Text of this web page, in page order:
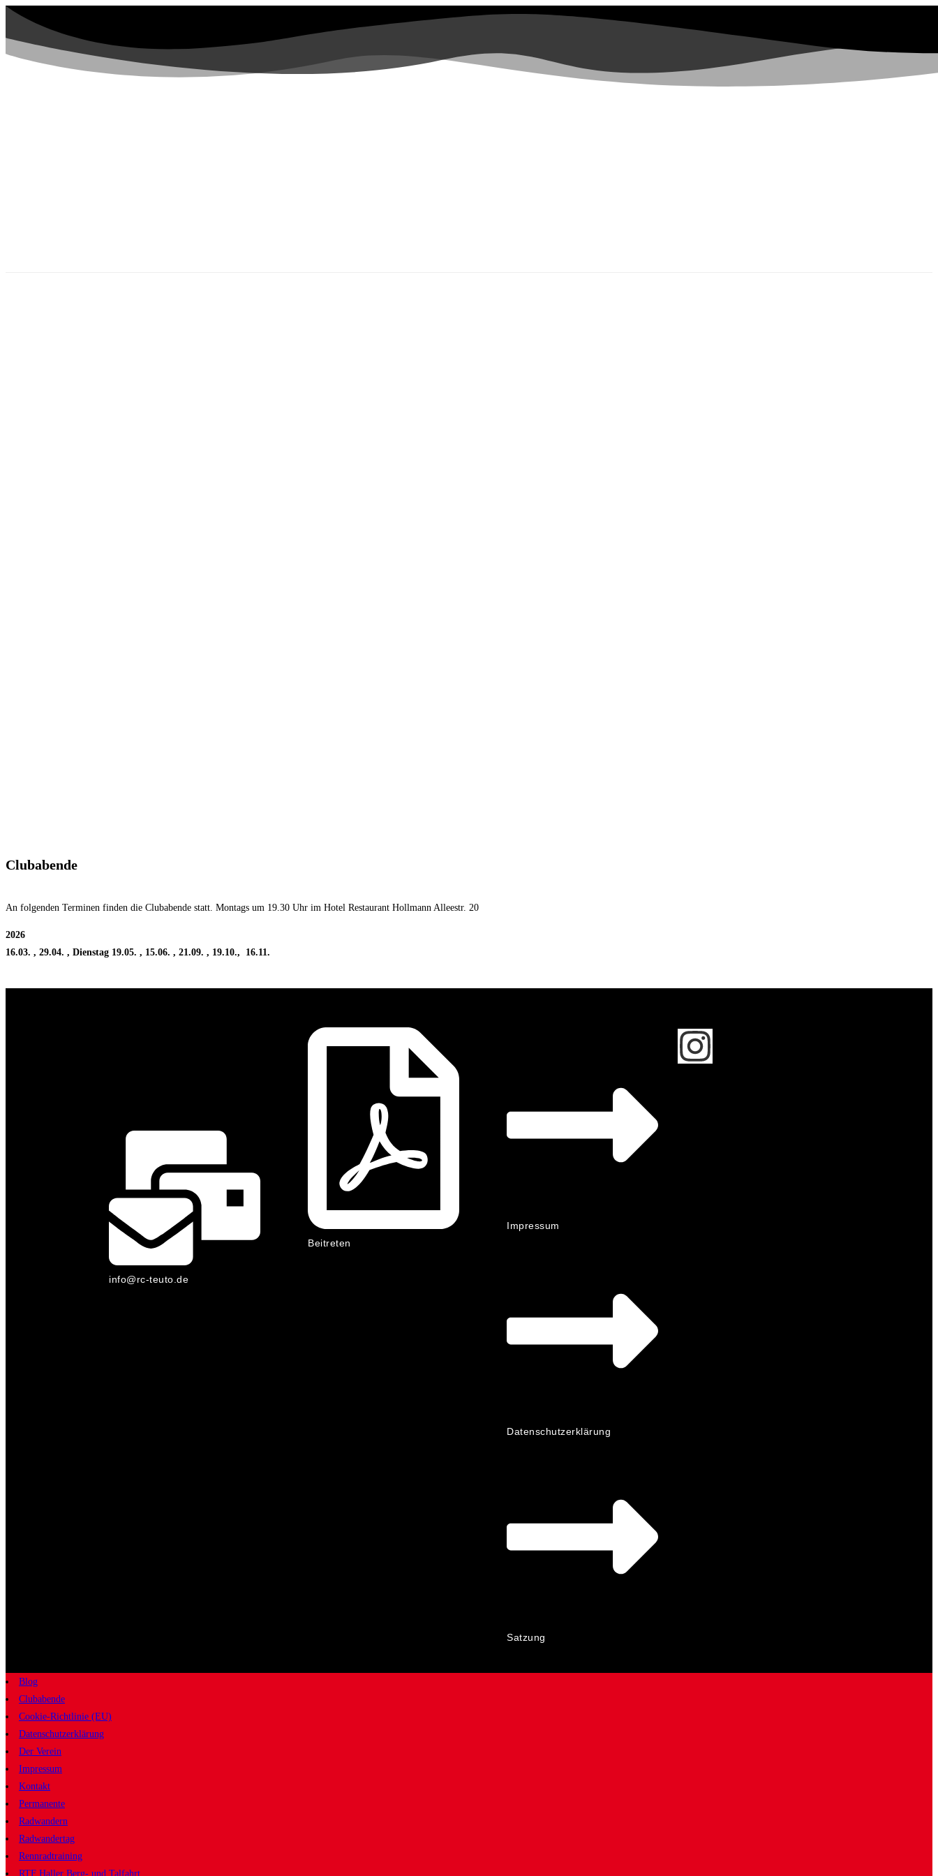
Clubabende
An folgenden Terminen finden die Clubabende statt. Montags um 19.30 Uhr im Hotel Restaurant Hollmann Alleestr. 20
2026
16.03. , 29.04. , Dienstag 19.05. , 15.06. , 21.09. , 19.10., 16.11.
info@rc-teuto.de
Beitreten
Impressum
Datenschutzerklärung
Satzung
Blog
Clubabende
Cookie-Richtlinie (EU)
Datenschutzerklärung
Der Verein
Impressum
Kontakt
Permanente
Radwandern
Radwandertag
Rennradtraining
RTF Haller Berg- und Talfahrt